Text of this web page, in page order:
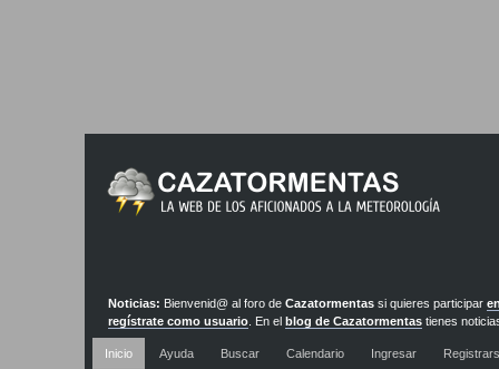
Noticias: Bienvenid@ al foro deCazatormentas si quieres participar
regístrate como usuario . En elblog de Cazatormentas tienes
actualizadas diariamente
Inicio
Ayuda Buscar Calendario Ingresar